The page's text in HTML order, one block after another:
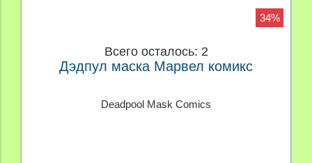
34%
Всего осталось: 2
Дэдпул маска Марвел комикс
Deadpool Mask Comics